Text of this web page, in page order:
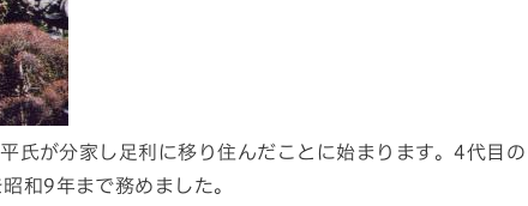
氏が分家し足利に移り住んだことに始まります。4代目の
和9年まで務めました。